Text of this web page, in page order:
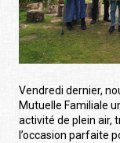
Vendredi dernier,
Mutuelle Familiale
activité de plein air,
l’occasion parfaite